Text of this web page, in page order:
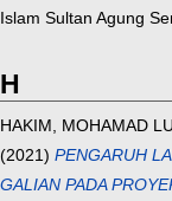
Islam Sultan Agung
H
HAKIM, MOHAMAD
(2021) PENGARUH
GALIAN PADA